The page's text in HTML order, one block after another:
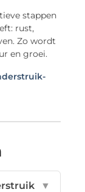
stappen
rust,
Zo wordt
en groei.
▼